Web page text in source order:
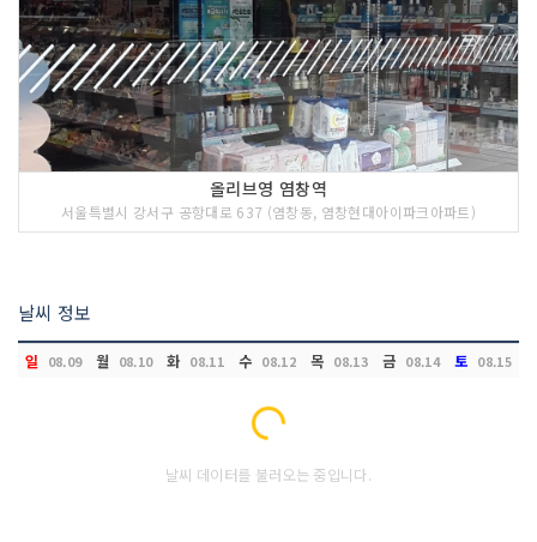
올리브영 염창역
서울특별시 강서구 공항대로 637 (염창동, 염창현대아이파크아파트)
날씨 정보
일 08.09 월 08.10 화 08.11 수 08.12 목 08.13 금 08.14 토 08.15
Loading...
날씨 데이터를 불러오는 중입니다.